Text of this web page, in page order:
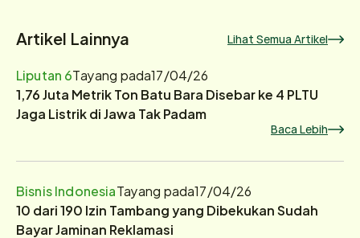
Artikel Lainnya Lihat Semua Artikel
Liputan 6Tayang pada17/04/26
1,76 Juta Metrik Ton Batu Bara Disebar ke 4 PLTU
Jaga Listrik di Jawa Tak Padam
Baca Lebih
Bisnis IndonesiaTayang pada17/04/26
10 dari 190 Izin Tambang yang Dibekukan Sudah
Bayar Jaminan Reklamasi